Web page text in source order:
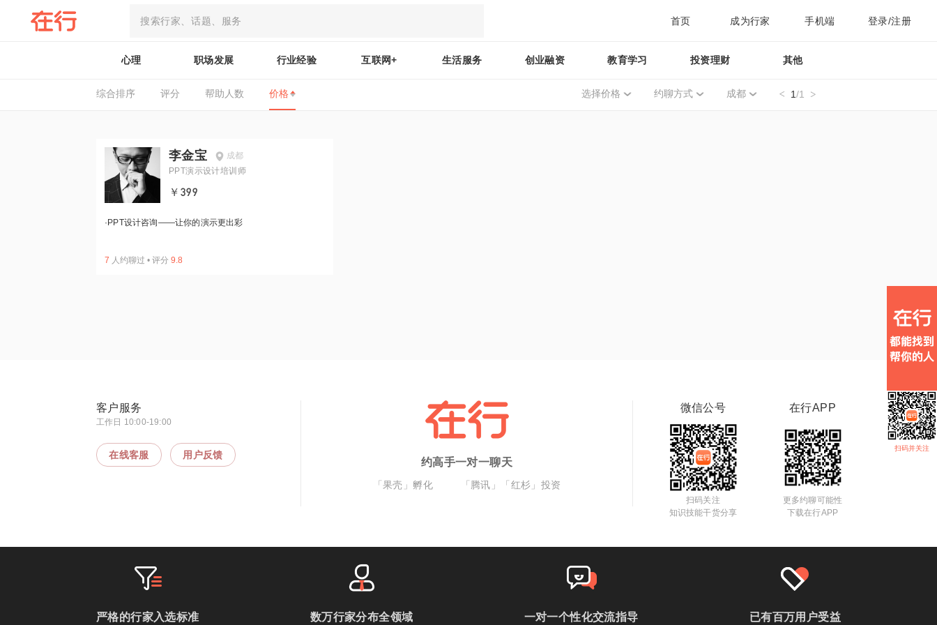
首页 成为行家 手机端 登录/注册
心理 职场发展 行业经验 互联网+ 生活服务 创业融资 教育学习 投资理财 其他
综合排序 评分 帮助人数 价格 选择价格 约聊方式 成都 1/1
李金宝
成都
PPT演示设计培训师
￥399
· PPT设计咨询——让你的演示更出彩
7 人约聊过 • 评分 9.8
扫码并关注
客户服务
工作日 10:00-19:00
在线客服 用户反馈
约高手一对一聊天
「果壳」孵化 「腾讯」「红杉」投资
微信公号
扫码关注
知识技能干货分享
在行APP
更多约聊可能性
下载在行APP
严格的行家入选标准 数万行家分布全领域 一对一个性化交流指导 已有百万用户受益